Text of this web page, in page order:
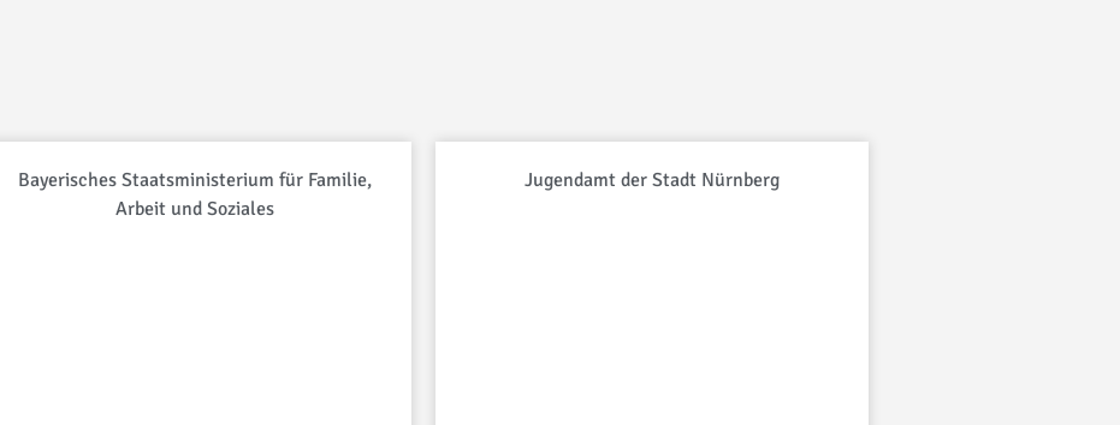
Bayerisches Staatsministerium für Familie,
Arbeit und Soziales
Jugendamt der Stadt Nürnberg